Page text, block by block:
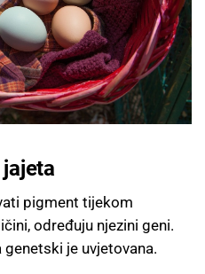
pigment tijekom
određuju njezini geni.
je uvjetovana.